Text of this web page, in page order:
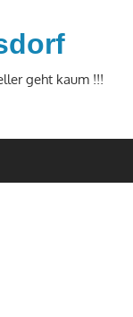
geht kaum !!!